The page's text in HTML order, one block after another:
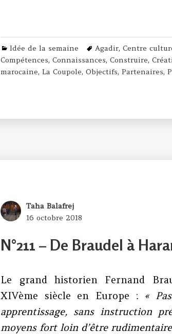
Categories
Idée de la semaine Tags
Agadir,Centre
Compétences,Connaissances,Construire,
marocaine,La Coupole,Objectifs,Partenaires,
Author
Taha Balafrej
Posted
16 octobre 2018
N°211 – De Braudel à
Le grand historien Fernand
XIVème siècle en Europe : «
apprentissage, sans instruction
moyens fort loin d’être